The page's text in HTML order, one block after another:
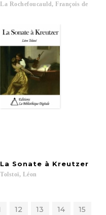
La Rochefoucauld, François de
La Sonate à Kreutzer
Tolstoï, Léon
12 13 14 15